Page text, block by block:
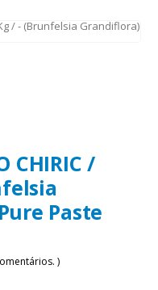
CHIRIC /
Paste
)